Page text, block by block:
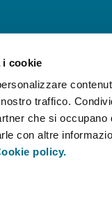
i cookie
traffico.
che si
con altre
policy.